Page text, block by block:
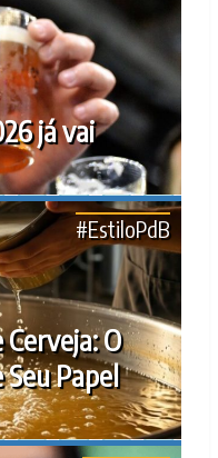
já vai
O
Papel
#EstiloPdB